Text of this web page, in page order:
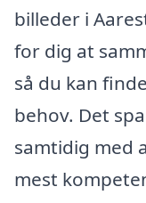
billeder i
for dig at
så du kan
behov. Det
samtidig med
mest